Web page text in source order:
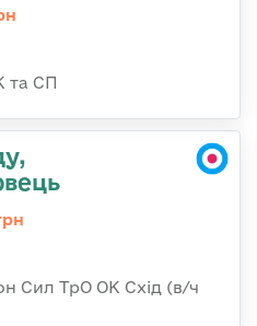
та СП
Сил ТрО ОК Схід (в/ч